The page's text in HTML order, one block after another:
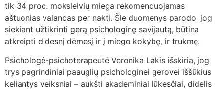
tik 34 proc. moksleivių miega rekomenduojamas
aštuonias valandas per naktį. Šie duomenys parodo, jog
siekiant užtikrinti gerą psichologinę savijautą, būtina
atkreipti didesnį dėmesį ir į miego kokybę, ir trukmę.
Psichologė-psichoterapeutė Veronika Lakis išskiria, jog
trys pagrindiniai paauglių psichologinei gerovei iššūkius
keliantys veiksniai – aukšti akademiniai lūkesčiai, didelis